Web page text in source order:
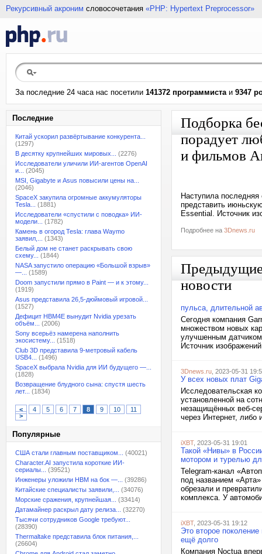
Рекурсивный акроним словосочетания «PHP: Hypertext Preprocessor»
За последние 24 часа нас посетили 141372 программистаи 9347
Последние
Китай ускорил развёртывание конкурента...
(1297)
В десятку крупнейших мировых...
(2276)
Исследователи уличили ИИ-агентов OpenAI
и...
(2045)
MSI, Gigabyte и Asus повысили цены на...
(2046)
SpaceX закупила огромные аккумуляторы
Tesla...
(1881)
Исследователи «спустили с поводка» ИИ-
модели...
(1782)
Камень в огород Tesla: глава Waymo
заявил,...
(1343)
Белый дом не станет раскрывать свою
схему...
(1844)
NASA запустило операцию «Большой взрыв»
—...
(1589)
Doom запустили прямо в Paint — и к этому...
(1919)
Asus представила 26,5-дюймовый игровой...
(1527)
Дефицит HBM4E вынудит Nvidia урезать
объём...
(2006)
Sony всерьёз намерена наполнить
экосистему...
(1518)
Club 3D представила 9-метровый кабель
USB4...
(1496)
SpaceX выбрала Nvidia для ИИ будущего —...
(1828)
Возвращение блудного сына: спустя шесть
лет...
(1834)
< 4 5 6 7 8 9 10
11
>
Популярные
США стали главным поставщиком...
(40021)
Character.AI запустила короткие ИИ-
сериалы...
(39521)
Инженеры уложили HBM на бок —...
(39286)
Китайские специалисты заявили,...
(34076)
Морские сражения, крупнейшая...
(33414)
Датамайнер раскрыл дату релиза...
(32270)
Тысячи сотрудников Google требуют...
(28390)
Thermaltake представила блок питания,...
(26604)
Подборка
порадует
и фильмов
Наступила
представить
Essential. Источник
Подробнее на 3Dnews.ru
новости
пульса, длительной
Сегодня компания
множеством новых
улучшенным
Источник
3Dnews.ru , 2023-05-31
У всех новых плат
Исследовательская
установленной на
незащищённых веб-
через Интернет, либо
iXBT, 2023-05-31 19:01
Такой «Нивы» в
мотором и турелью
Telegram-канал
под названием
обрезали и
комплекса. У
iXBT, 2023-05-31 19:12
Это второе
ещё долго
Компания Noctua